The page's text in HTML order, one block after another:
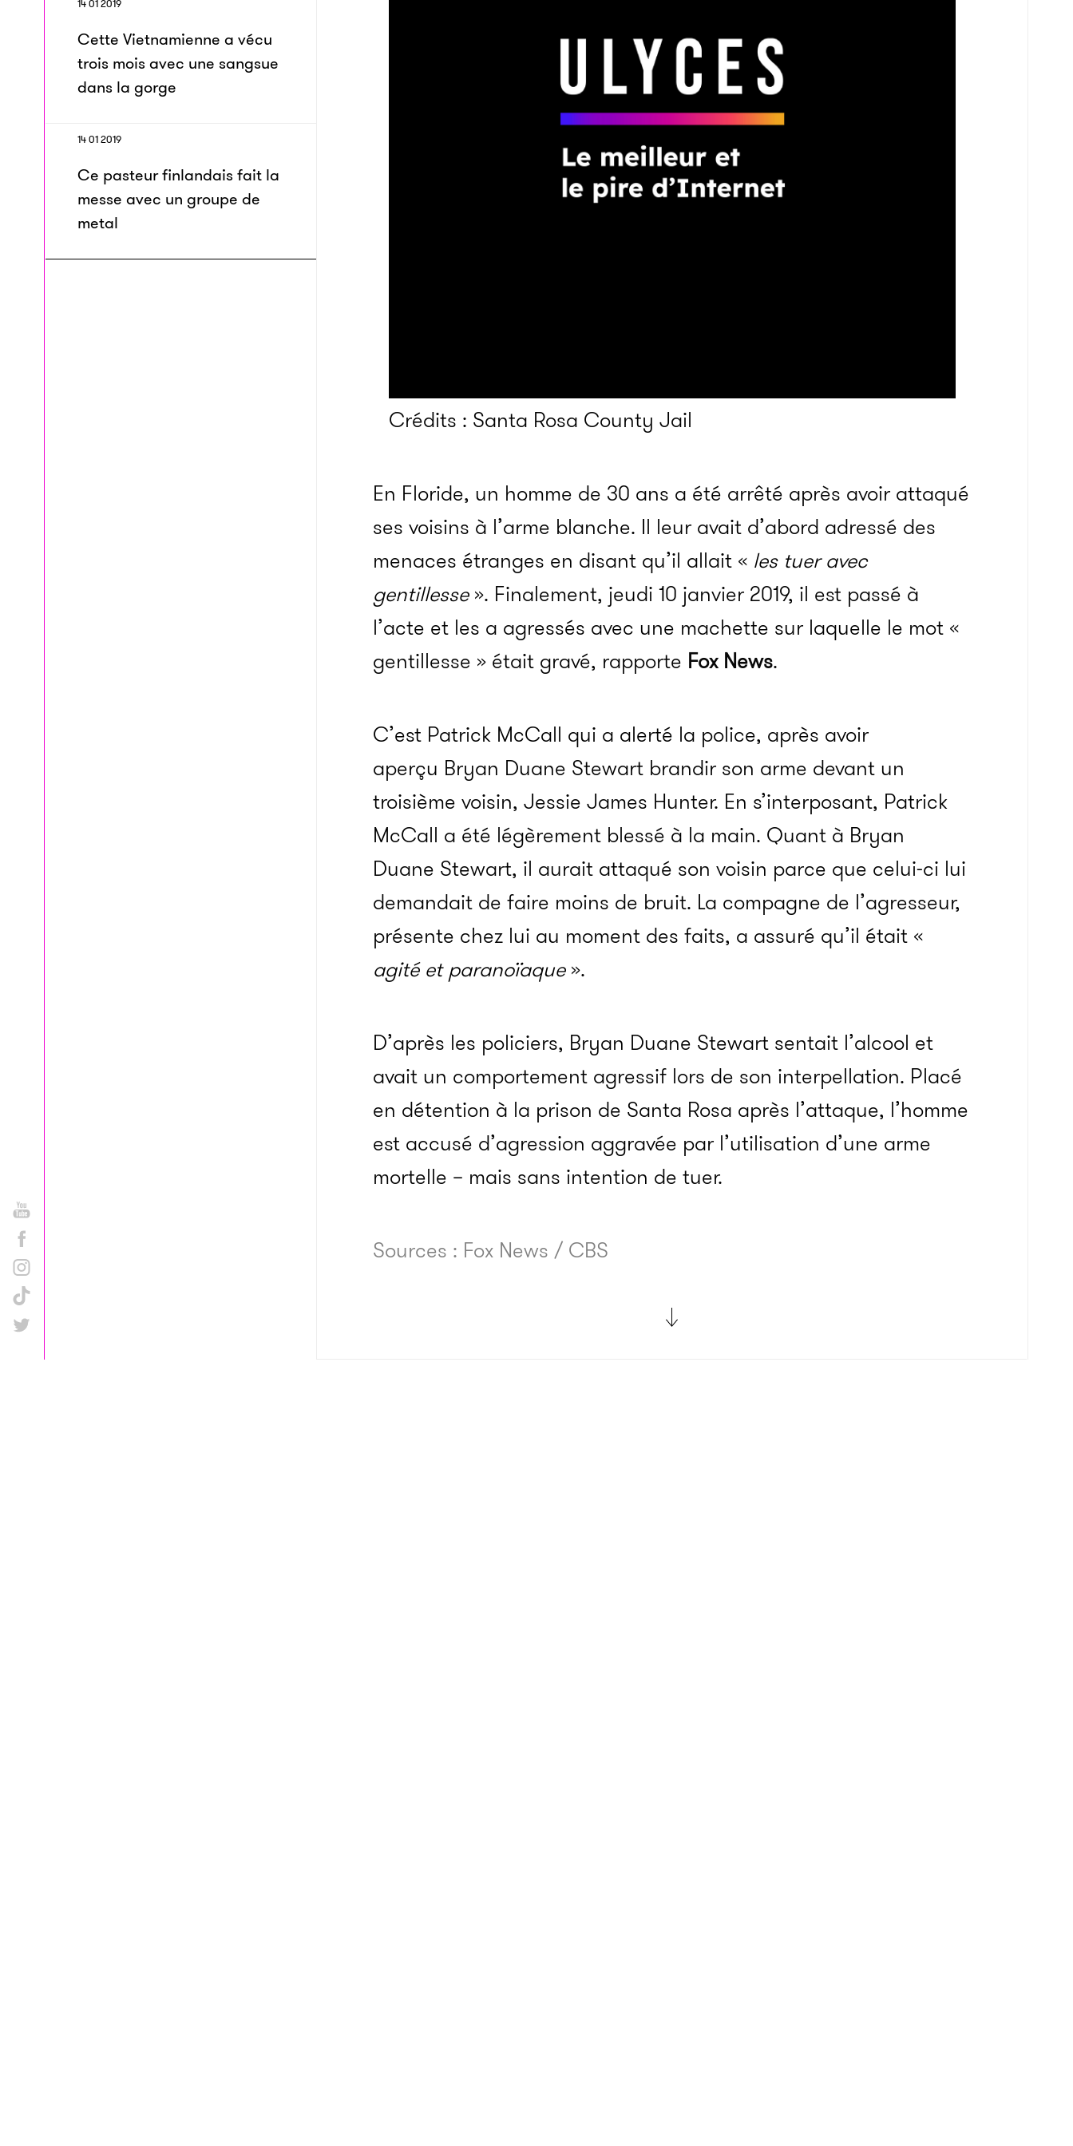
14 01 2019
Cette Vietnamienne a vécu
trois mois avec une sangsue
dans la gorge
14 01 2019
Ce pasteur finlandais fait la
messe avec un groupe de
metal
Crédits : Santa Rosa County Jail
En Floride, un homme de 30 ans a été arrêté après avoir attaqué
ses voisins à l’arme blanche. Il leur avait d’abord adressé des
menaces étranges en disant qu’il allait « les tuer avec
gentillesse». Finalement, jeudi 10 janvier 2019, il est passé à
l’acte et les a agressés avec une machette sur laquelle le mot «
gentillesse » était gravé, rapporte Fox News.
C’est Patrick McCall qui a alerté la police, après avoir
aperçu Bryan Duane Stewart brandir son arme devant un
troisième voisin, Jessie James Hunter. En s’interposant, Patrick
McCall a été légèrement blessé à la main. Quant à Bryan
Duane Stewart, il aurait attaqué son voisin parce que celui-ci lui
demandait de faire moins de bruit. La compagne de l’agresseur,
présente chez lui au moment des faits, a assuré qu’il était «
agité et paranoïaque».
D’après les policiers, Bryan Duane Stewart sentait l’alcool et
avait un comportement agressif lors de son interpellation. Placé
en détention à la prison de Santa Rosa après l’attaque, l’homme
est accusé d’agression aggravée par l’utilisation d’une arme
mortelle – mais sans intention de tuer.
Sources : Fox News / CBS